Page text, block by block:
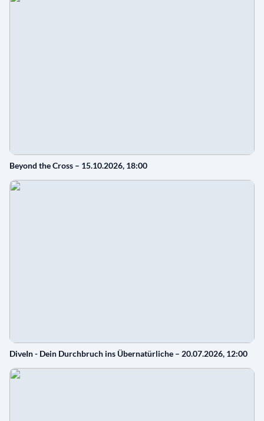
Beyond the Cross – 15.10.2026, 18:00
DiveIn - Dein Durchbruch ins Übernatürliche – 20.07.2026, 12:00